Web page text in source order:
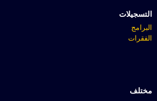
التسجيلات
البرامج
الفقرات
مختلف